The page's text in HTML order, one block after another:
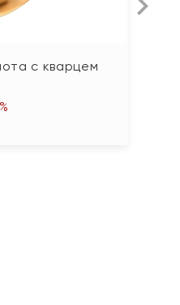
с кварцем